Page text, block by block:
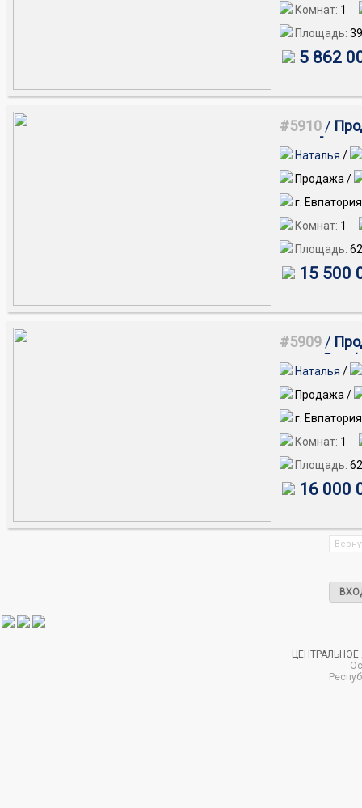
Комнат: 1
Площадь:
5 862
#5910 /
пески", по
Наталья /
Продажа /
г.
Комнат: 1
Площадь:
15 500
#5909 /
улице
Наталья /
Продажа /
г.
Комнат: 1
Площадь:
16 000